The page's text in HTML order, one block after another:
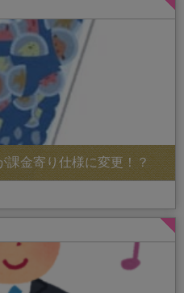
課金寄り仕様に変更！？